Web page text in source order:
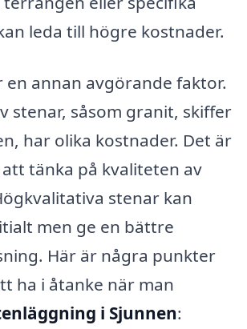
leda till högre kostnader.
en annan avgörande faktor.
stenar, såsom granit, skiffer
har olika kostnader. Det är
tänka på kvaliteten av
stenar kan
men ge en bättre
Här är några punkter
ha i åtanke när man
i Sjunnen: